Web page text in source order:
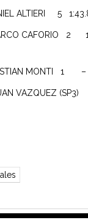
5
2
MONTI 1 – 5